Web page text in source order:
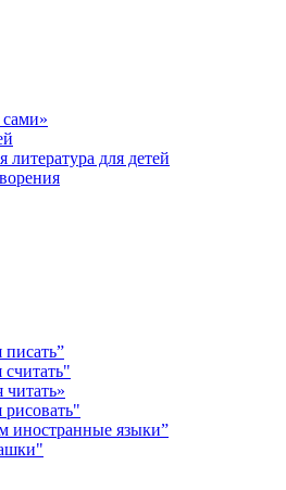
литература для детей
иностранные языки”